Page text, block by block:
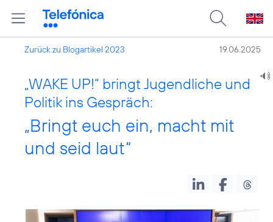
Zurück zu Blogartikel 2023 19.06.2025
„WAKE UP!“ bringt Jugendliche und
Politik ins Gespräch:
„Bringt euch ein, macht mit
und seid laut“